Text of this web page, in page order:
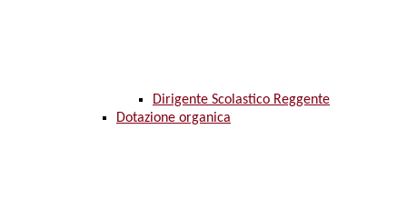
Dirigente Scolastico Reggente
Dotazione organica